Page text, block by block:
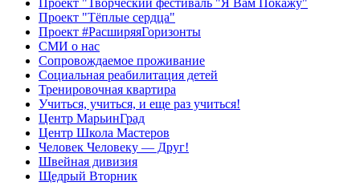
Проект "Творческий фестиваль "Я Вам Покажу"
Проект "Тёплые сердца"
Проект #РасширяяГоризонты
СМИ о нас
Сопровождаемое проживание
Социальная реабилитация детей
Тренировочная квартира
Учиться, учиться, и еще раз учиться!
Центр МарьинГрад
Центр Школа Мастеров
Человек Человеку — Друг!
Швейная дивизия
Щедрый Вторник